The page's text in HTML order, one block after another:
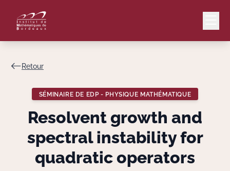
Lang
Retour
SÉMINAIRE DE EDP - PHYSIQUE MATHÉMATIQUE
Resolvent growth and
spectral instability for
quadratic operators